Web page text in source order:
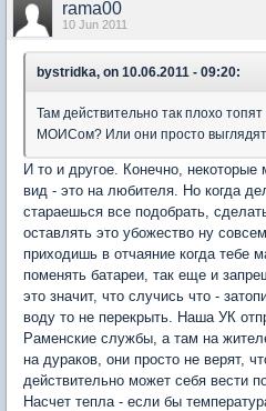
rama00
10 Jun 2011
bystridka, on 10.06.2011 - 09:20:
Там действительно так плохо
МОИСом? Или они просто
И то и другое. Конечно, некоторые
вид - это на любителя. Но когда
стараешься все подобрать,
оставлять это убожество ну
приходишь в отчаяние когда тебе
поменять батареи, так еще и
это значит, что случись что -
воду то не перекрыть. Наша УК
Раменские службы, а там на
на дураков, они просто не верят,
действительно может себя вести
Насчет тепла - если бы